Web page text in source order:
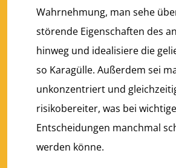
Wahrnehmung, man sehe
störende Eigenschaften des
hinweg und idealisiere die
so Karagülle. Außerdem sei
unkonzentriert und
risikobereiter, was bei
Entscheidungen manchmal
werden könne.